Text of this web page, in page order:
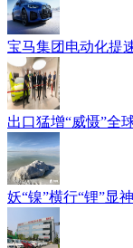
宝马集团电动化提
出口猛增“威慑”全
妖“镍”横行“锂”显